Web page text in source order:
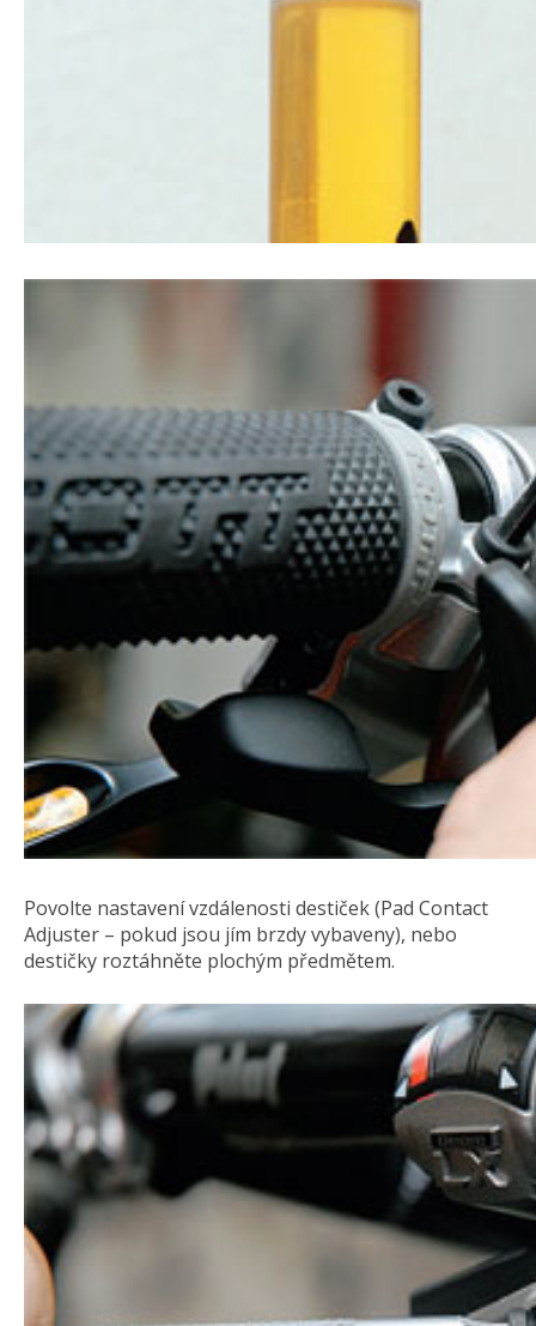
Povolte nastavení vzdálenosti destiček (Pad Contact
Adjuster – pokud jsou jím brzdy vybaveny), nebo
destičky roztáhněte plochým předmětem.